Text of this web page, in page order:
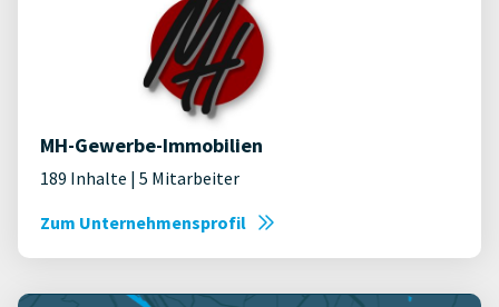
MH-Gewerbe-Immobilien
189 Inhalte | 5 Mitarbeiter
Zum Unternehmensprofil